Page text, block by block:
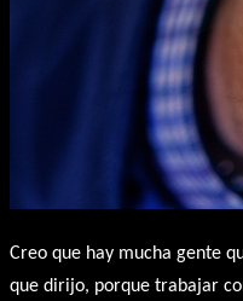
Creo que hay mucha gente
que dirijo, porque trabajar